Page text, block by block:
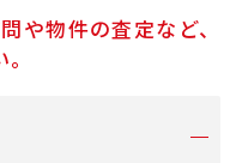
や物件の査定など、